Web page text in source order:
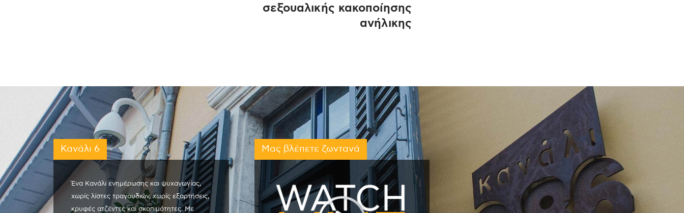
σεξουαλικής κακοποίησης
ανήλικης
Κανάλι 6
Ένα Κανάλι ενημέρωσης και ψυχαγωγίας,
χωρίς λίστες τραγουδιών, χωρίς εξαρτήσεις,
κρυφές ατζέντες και σκοπιμότητες. Με
Μας βλέπετε ζωντανά